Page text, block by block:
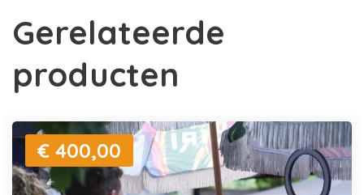
Gerelateerde
producten
€ 400,00